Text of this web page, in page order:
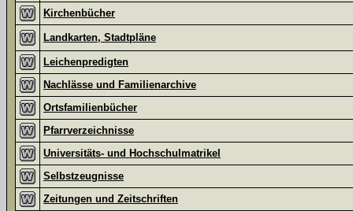
Kirchenbücher
Landkarten, Stadtpläne
Leichenpredigten
Nachlässe und Familienarchive
Ortsfamilienbücher
Pfarrverzeichnisse
Universitäts- und Hochschulmatrikel
Selbstzeugnisse
Zeitungen und Zeitschriften